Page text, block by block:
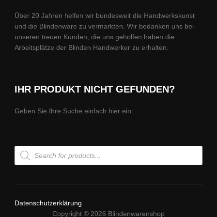
Über 20 Jahren helfen wir bundesweit die Handwerkskunst
und die Blindenware zu vermarkten. Wir bedanken uns bei
unseren treuen Kunden, die uns geholfen haben die
Arbeitsplätze der Blinden Handwerker zu erhalten.
IHR PRODUKT NICHT GEFUNDEN?
Geben Sie Ihre Suche einfach hier ein:
Products
search
Datenschutzerklärung
Copyright © 2026 Blindenwarenshop